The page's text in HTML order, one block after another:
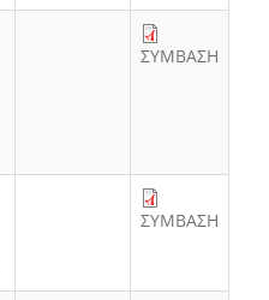
ΣΥΜΒΑΣΗ
ΣΥΜΒΑΣΗ